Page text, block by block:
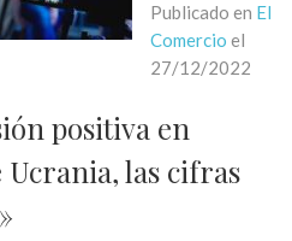
Publicado en El
Comercio el
27/12/2022
positiva en
Ucrania, las cifras